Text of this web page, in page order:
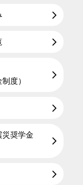
度）
災奨学金